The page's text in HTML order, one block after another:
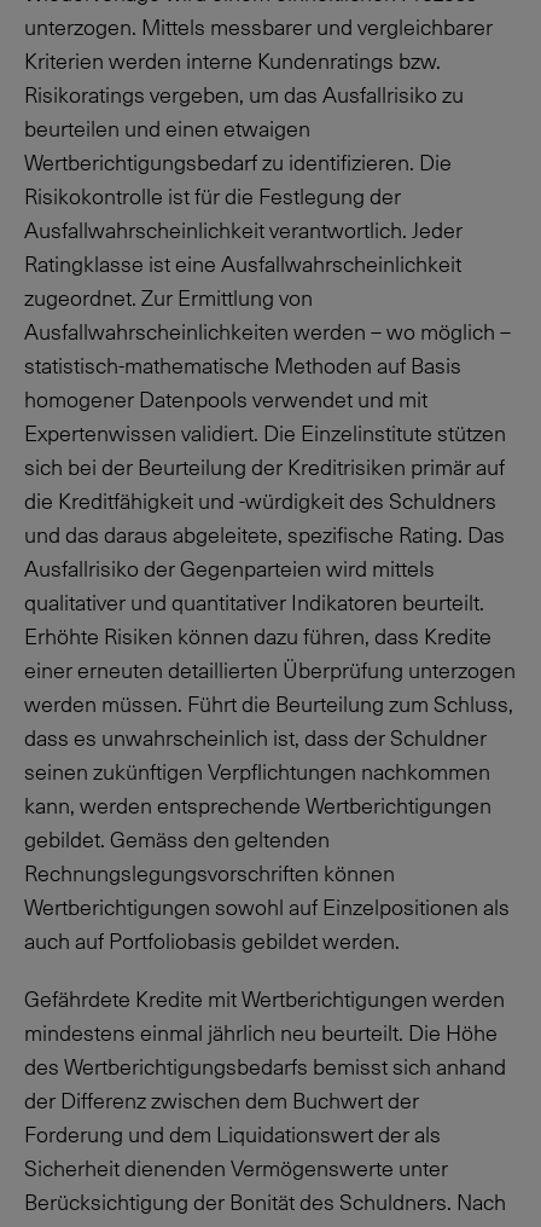
unterzogen. Mittels messbarer und vergleichbarer
Kriterien werden interne Kundenratings bzw.
Risikoratings vergeben, um das Ausfallrisiko zu
beurteilen und einen etwaigen
Wertberichtigungsbedarf zu identifizieren. Die
Risikokontrolle ist für die Festlegung der
Ausfallwahrscheinlichkeit verantwortlich. Jeder
Ratingklasse ist eine Ausfallwahrscheinlichkeit
zugeordnet. Zur Ermittlung von
Ausfallwahrscheinlichkeiten werden – wo möglich –
statistisch-mathematische Methoden auf Basis
homogener Datenpools verwendet und mit
Expertenwissen validiert. Die Einzelinstitute stützen
sich bei der Beurteilung der Kreditrisiken primär auf
die Kreditfähigkeit und -würdigkeit des Schuldners
und das daraus abgeleitete, spezifische Rating. Das
Ausfallrisiko der Gegenparteien wird mittels
qualitativer und quantitativer Indikatoren beurteilt.
Erhöhte Risiken können dazu führen, dass Kredite
einer erneuten detaillierten Überprüfung unterzogen
werden müssen. Führt die Beurteilung zum Schluss,
dass es unwahrscheinlich ist, dass der Schuldner
seinen zukünftigen Verpflichtungen nachkommen
kann, werden entsprechende Wertberichtigungen
gebildet. Gemäss den geltenden
Rechnungslegungsvorschriften können
Wertberichtigungen sowohl auf Einzelpositionen als
auch auf Portfoliobasis gebildet werden.
Gefährdete Kredite mit Wertberichtigungen werden
mindestens einmal jährlich neu beurteilt. Die Höhe
des Wertberichtigungsbedarfs bemisst sich anhand
der Differenz zwischen dem Buchwert der
Forderung und dem Liquidationswert der als
Sicherheit dienenden Vermögenswerte unter
Berücksichtigung der Bonität des Schuldners. Nach